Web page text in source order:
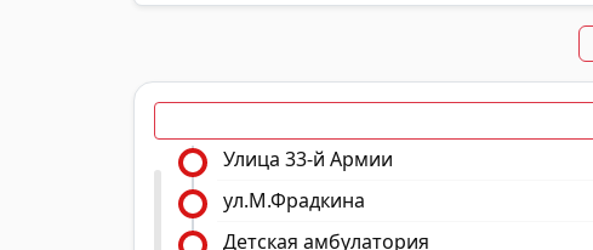
Улица 33-й Армии
ул.М.Фрадкина
Детская амбулатория